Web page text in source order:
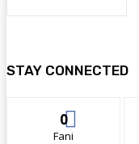
STAY CONNECTED
0
Fani